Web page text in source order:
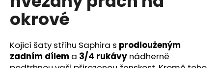
5
hvězdiček.
okrové
Kojicí šaty střihu Saphira s prodlouženým
zadním dílem a 3/4 rukávy nádherně
u
j
m
e